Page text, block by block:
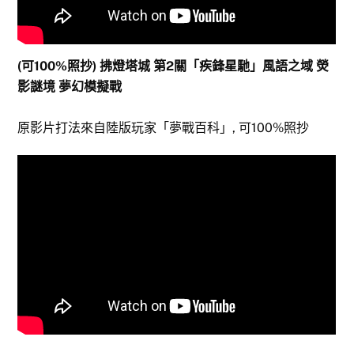
(可100%照抄) 拂燈塔城 第2關「疾鋒星馳」風語之域 熒
影謎境 夢幻模擬戰
原影片打法來自陸版玩家「夢戰百科」, 可100%照抄